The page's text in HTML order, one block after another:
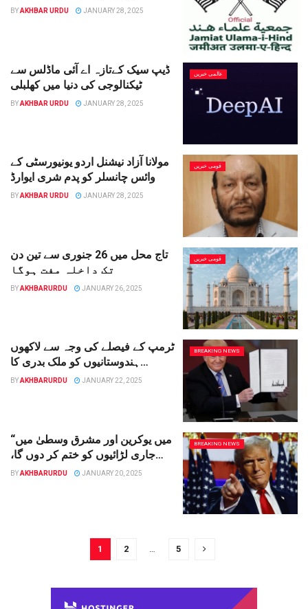
تشویش اظہار
BYAKHBAR URDU JANUARY 28, 2025
عالمی خبریں
ڈیپ سیک کےتازہ اے آئی ماڈلس سے
ٹیکنالوجی کی دنیا میں کھلبلی
BYAKHBAR URDU JANUARY 28, 2025
قومی خبریں
مولانا آزاد نیشنل اردو یونیورسٹی کے
وائس چانسلر کو پدم شری ایوارڈ
BYAKHBAR URDU JANUARY 28, 2025
قومی خبریں
تاج محل میں 26 جنوری سے تین دن
تک داخلہ مفت ہوگا
BYAKHBARURDU JANUARY 26, 2025
BREAKING NEWS
ٹرمپ کے فیصلے کی وجہ سے لاکھوں
ہندوستانیوں کو ملک بدری کا
خطرہ لاحق، بےچینی میں اضافہ
BYAKHBARURDU JANUARY 22, 2025
BREAKING NEWS
“میں یوکرین اور مشرق وسطیٰ میں
جاری لڑائیوں کو ختم کر دوں گا،
تیسری عالمی جنگ نہیں ہونے دوں
BYAKHBARURDU JANUARY 20, 2025
1 2 … 5